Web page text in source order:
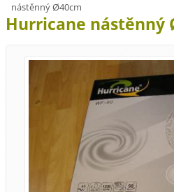
nástěnný Ø40cm
Hurricane nástěnný